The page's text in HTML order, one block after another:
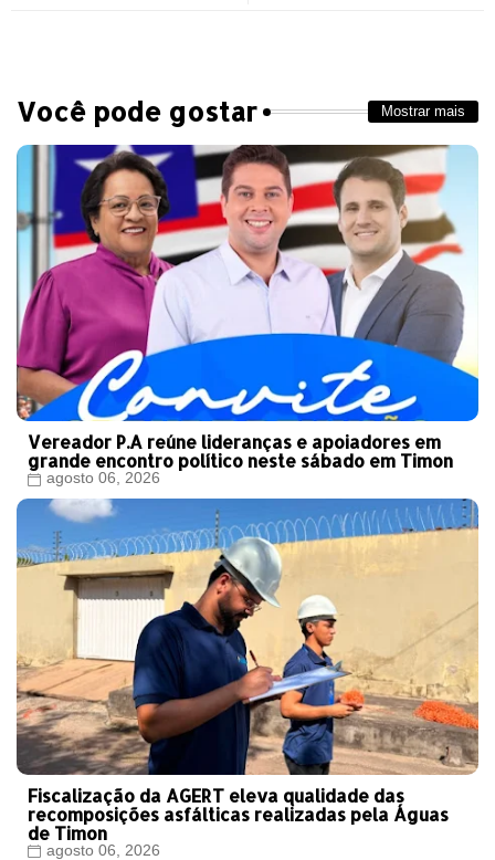
Você pode gostar Mostrar mais
Vereador P.A reúne lideranças e apoiadores em
grande encontro político neste sábado em Timon
agosto 06, 2026
Fiscalização da AGERT eleva qualidade das
recomposições asfálticas realizadas pela Águas
de Timon
agosto 06, 2026